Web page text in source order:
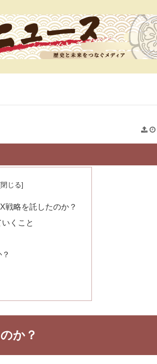
戦略を託したのか？
くこと
か？